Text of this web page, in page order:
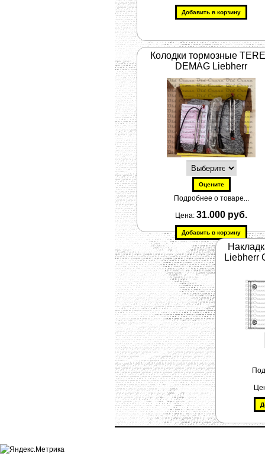
Колодки тормозные
DEMAG Liebherr
Подробнее о товаре...
Цена:31.000 руб.
Liebherr